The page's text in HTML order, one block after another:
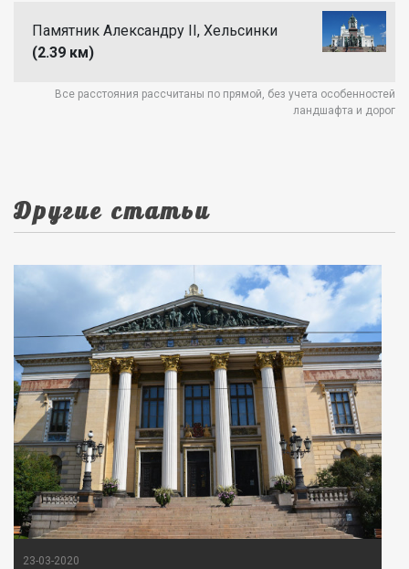
Памятник Александру II, Хельсинки
(2.39 км)
Все расстояния рассчитаны по прямой, без учета особенностей
ландшафта и дорог
Другие статьи
23-03-2020